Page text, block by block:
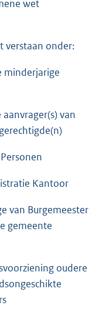
wet
verstaan onder:
minderjarige
van
Kantoor
van Burgemeester
gemeente
oudere